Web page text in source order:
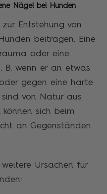
Nägel bei Hunden
Entstehung von
beitragen. Eine
oder eine
B. wenn er an etwas
gegen eine harte
von Natur aus
sich beim
an Gegenständen
Ursachen für